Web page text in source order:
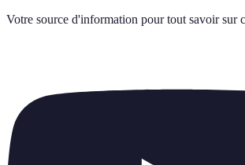
Votre source d'information pour tout savoir sur